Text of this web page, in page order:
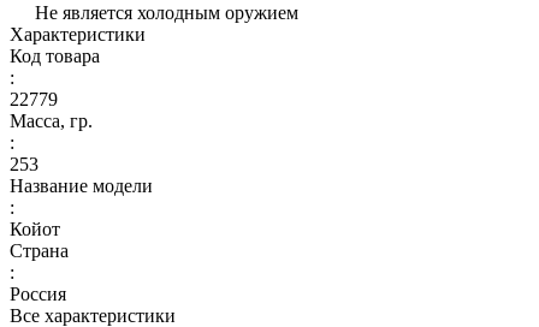
Не является холодным оружием
Характеристики
Код товара
:
22779
Масса, гр.
:
253
Название модели
:
Койот
Страна
:
Россия
Все характеристики